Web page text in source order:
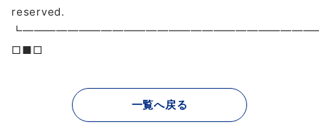
reserved.
□■□
一覧へ戻る